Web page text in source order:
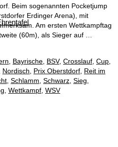
Beim sogenannten Pocketjump
Erdinger Arena), mit
Am ersten Wettkampftag
(60m), als Sieger auf …
Bayrische BSV, Crosslauf Cup
Nordisch Prix Oberstdorf Reit im
Schlamm Schwarz Sieg
Wettkampf WSV